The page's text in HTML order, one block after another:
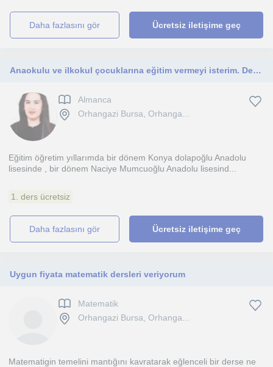
daha fazlasını gör Ücretsiz iletişime geç
Anaokulu ve ilkokul çocuklarına eğitim vermeyi isterim. Derslerim hem eğlendiren hem de öğreten oyun odaklı öğretim şeklindedir.
Almanca
Orhangazi Bursa, Orhanga...
Eğitim öğretim yıllarımda bir dönem Konya dolapoğlu Anadolu
lisesinde , bir dönem Naciye Mumcuoğlu Anadolu lisesind...
1. ders ücretsiz
daha fazlasını gör Ücretsiz iletişime geç
Uygun fiyata matematik dersleri veriyorum
Matematik
Orhangazi Bursa, Orhanga...
Matematigin temelini mantığını kavratarak eğlenceli bir derse ne